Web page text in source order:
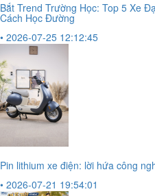
Bắt Trend Trường Học: Top 5 Xe
Cách Học Đường
• 2026-07-25 12:12:45
Pin lithium xe điện: lời hứa công
• 2026-07-21 19:54:01